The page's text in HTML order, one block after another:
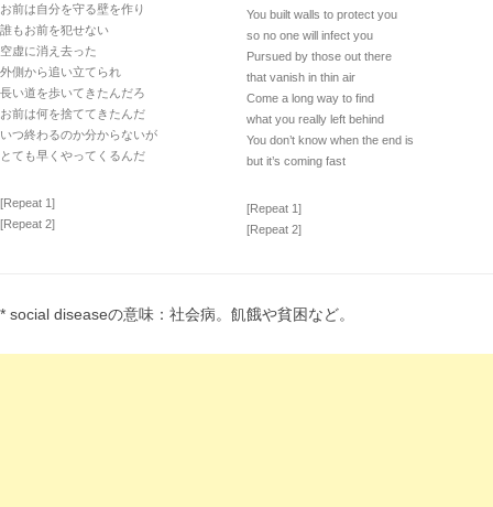
お前は自分を守る壁を作り
誰もお前を犯せない
空虚に消え去った
外側から追い立てられ
長い道を歩いてきたんだろ
お前は何を捨ててきたんだ
いつ終わるのか分からないが
とても早くやってくるんだ
[Repeat 1]
[Repeat 2]
You built walls to protect you
so no one will infect you
Pursued by those out there
that vanish in thin air
Come a long way to find
what you really left behind
You don’t know when the end is
but it’s coming fast
[Repeat 1]
[Repeat 2]
* social diseaseの意味：社会病。飢餓や貧困など。